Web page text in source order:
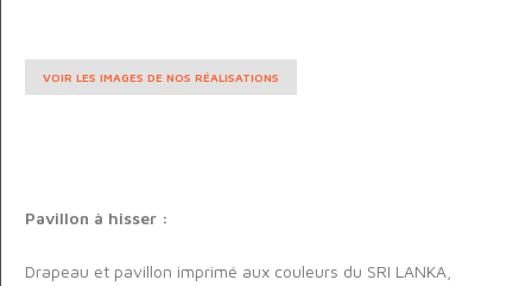
VOIR LES IMAGES DE NOS RÉALISATIONS
Pavillon à hisser :
Drapeau et pavillon imprimé aux couleurs du SRI LANKA,